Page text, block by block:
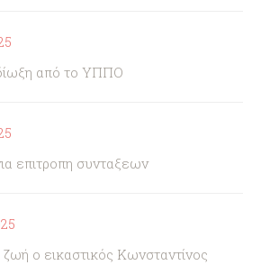
από το ΥΠΠΟ
επιτροπη συνταξεων
ο εικαστικός Κωνσταντίνος